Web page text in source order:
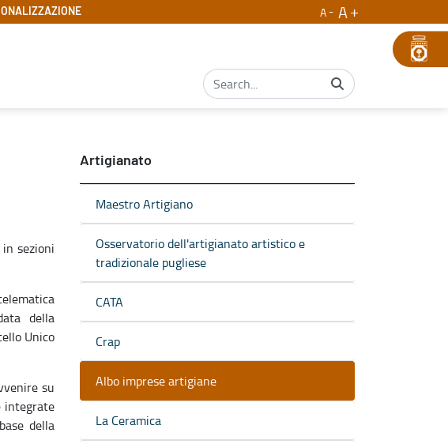
A
A
sezioni
della
Unico
su
integrate
della
Artigianato
Maestro Artigiano
Osservatorio dell'artigianato artistico e
tradizionale pugliese
CATA
Crap
Albo imprese artigiane
La Ceramica